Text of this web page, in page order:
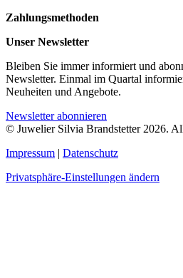
Zahlungsmethoden
Unser Newsletter
Bleiben Sie immer informiert und
Newsletter. Einmal im Quartal
Neuheiten und Angebote.
Newsletter abonnieren
© Juwelier Silvia Brandstetter 2026.
Impressum | Datenschutz
Privatsphäre-Einstellungen ändern